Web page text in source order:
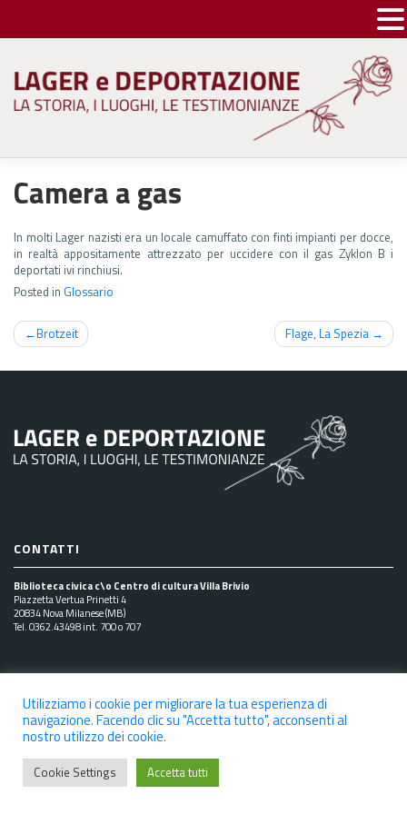
content
Camera a gas
In molti Lager nazisti era un locale camuffato con finti impianti per docce,
in realtà appositamente attrezzato per uccidere con il gas Zyklon B i
deportati ivi rinchiusi.
Posted in Glossario
Navigazione
articoli
Brotzeit Flage, La Spezia
CONTATTI
Biblioteca civica c\o Centro di cultura Villa Brivio
Piazzetta Vertua Prinetti 4
20834 Nova Milanese (MB)
Tel. 0362.43498 int. 700 o 707
SEGUICI SUI SOCIAL
NOTE LEGALI PRIVACY POLICY
COOKIE POLICY
DICHIARAZIONE DI ACCESSIBILITÀ
CREDITS
Utilizziamo i cookie per migliorare la tua esperienza di
navigazione. Facendo clic su "Accetta tutto", acconsenti al
nostro utilizzo dei cookie.
Cookie Settings Accetta tutti